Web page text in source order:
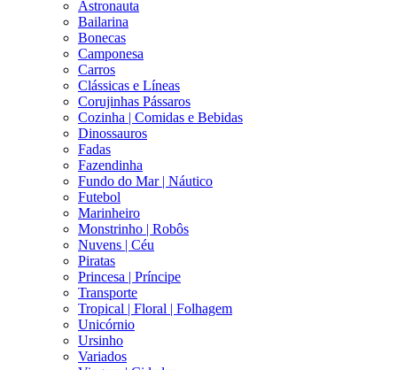
Astronauta
Bailarina
Bonecas
Camponesa
Carros
Clássicas e Líneas
Corujinhas Pássaros
Cozinha | Comidas e Bebidas
Dinossauros
Fadas
Fazendinha
Fundo do Mar | Náutico
Futebol
Marinheiro
Monstrinho | Robôs
Nuvens | Céu
Piratas
Princesa | Príncipe
Transporte
Tropical | Floral | Folhagem
Unicórnio
Ursinho
Variados